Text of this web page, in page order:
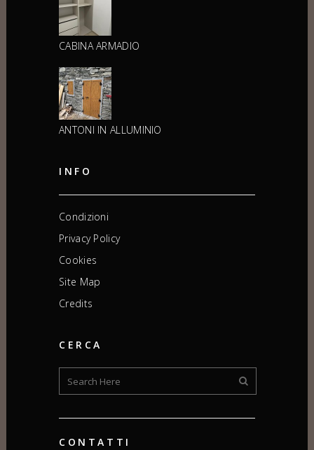
CABINA ARMADIO
ANTONI IN ALLUMINIO
INFO
Condizioni
Privacy Policy
Cookies
Site Map
Credits
CERCA
CONTATTI